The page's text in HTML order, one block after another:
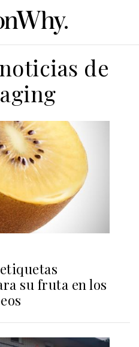
de
su fruta en los